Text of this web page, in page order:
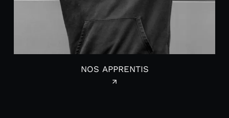
NOS APPRENTIS